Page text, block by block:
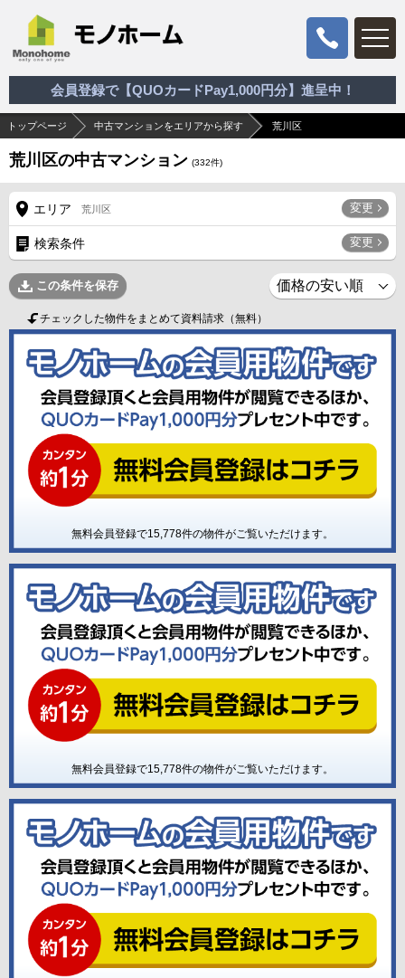
会員登録で【QUOカードPay1,000円分】進呈中！
トップページ 中古マンションをエリアから探す 荒川区
荒川区の中古マンション (332件)
エリア 荒川区 変更
検索条件 変更
この条件を保存
チェックした物件をまとめて資料請求（無料）
無料会員登録で15,778件の物件がご覧いただけます。
無料会員登録で15,778件の物件がご覧いただけます。